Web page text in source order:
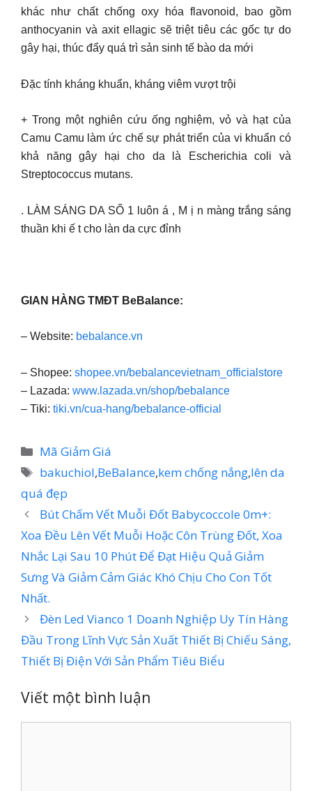
khác như chất chống oxy hóa flavonoid, bao gồm
anthocyanin và axit ellagic sẽ triệt tiêu các gốc tự do
gây hại, thúc đẩy quá trì sản sinh tế bào da mới
Đặc tính kháng khuẩn, kháng viêm vượt trội
+ Trong một nghiên cứu ống nghiệm, vỏ và hạt của
Camu Camu làm ức chế sự phát triển của vi khuẩn có
khả năng gây hại cho da là Escherichia coli và
Streptococcus mutans.
. LÀM SÁNG DA SỐ 1 luôn á , M ị n màng trắng sáng
thuần khi ế t cho làn da cực đỉnh
GIAN HÀNG TMĐT BeBalance:
– Website: bebalance.vn
– Shopee: shopee.vn/bebalancevietnam_officialstore
– Lazada: www.lazada.vn/shop/bebalance
– Tiki: tiki.vn/cua-hang/bebalance-official
Danh
mục
Mã Giảm Giá
Thẻ
bakuchiol,BeBalance,kem chống nắng,lên da
quá đẹp
Bút Chấm Vết Muỗi Đốt Babycoccole 0m+:
Xoa Đều Lên Vết Muỗi Hoặc Côn Trùng Đốt, Xoa
Nhắc Lại Sau 10 Phút Để Đạt Hiệu Quả Giảm
Sưng Và Giảm Cảm Giác Khó Chịu Cho Con Tốt
Nhất.
Đèn Led Vianco 1 Doanh Nghiệp Uy Tín Hàng
Đầu Trong Lĩnh Vực Sản Xuất Thiết Bị Chiếu Sáng,
Thiết Bị Điện Với Sản Phẩm Tiêu Biểu
Viết một bình luận